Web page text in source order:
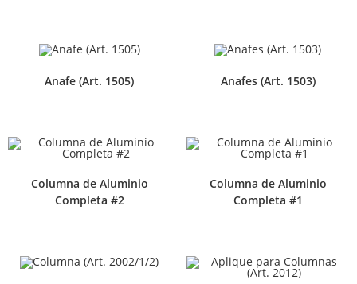
Anafe (Art. 1505) Anafes (Art. 1503)
Columna de Aluminio
Completa #2
Columna de Aluminio
Completa #1